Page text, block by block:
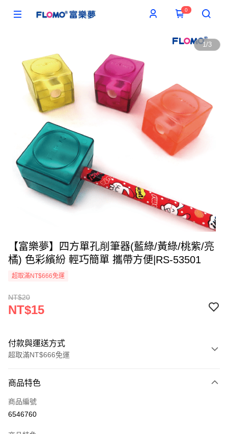
0
1/3
【富樂夢】四方單孔削筆器(藍綠/黃綠/桃紫/亮
橘) 色彩繽紛 輕巧簡單 攜帶方便|RS-53501
超取滿NT$666免運
NT$20
NT$15
付款與運送方式
超取滿NT$666免運
信用卡一次付款
超商取貨付款
商品特色
商品編號
6546760